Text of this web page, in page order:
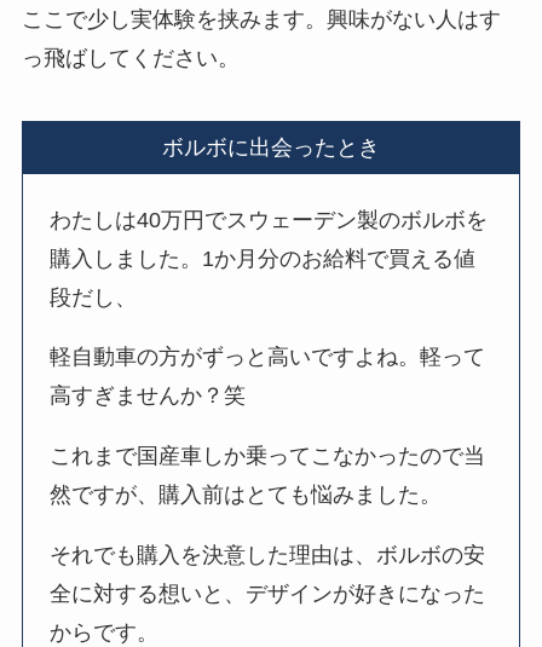
ここで少し実体験を挟みます。興味がない人はす
っ飛ばしてください。
ボルボに出会ったとき
わたしは40万円でスウェーデン製のボルボを
購入しました。1か月分のお給料で買える値
段だし、
軽自動車の方がずっと高いですよね。軽って
高すぎませんか？笑
これまで国産車しか乗ってこなかったので当
然ですが、購入前はとても悩みました。
それでも購入を決意した理由は、ボルボの安
全に対する想いと、デザインが好きになった
からです。